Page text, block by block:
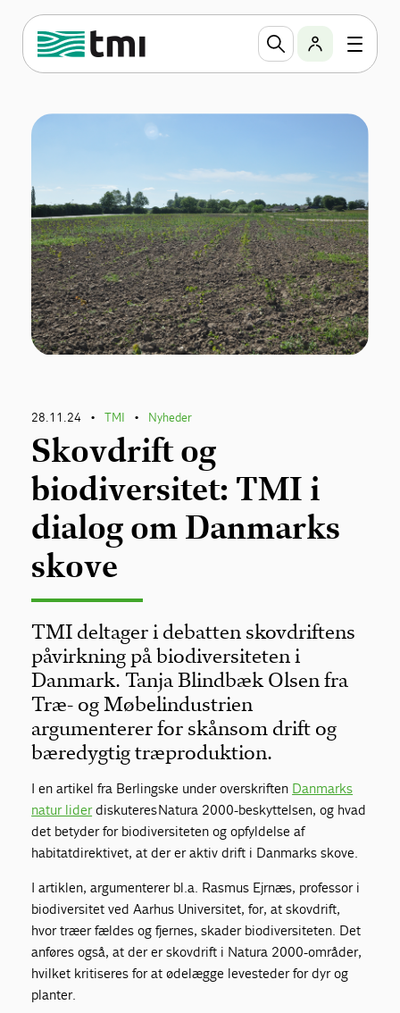
28.11.24 • TMI • Nyheder
Skovdrift og
biodiversitet: TMI i
dialog om Danmarks
skove
TMI deltager i debatten skovdriftens
påvirkning på biodiversiteten i
Danmark. Tanja Blindbæk Olsen fra
Træ- og Møbelindustrien
argumenterer for skånsom drift og
bæredygtig træproduktion.
I en artikel fra Berlingske under overskriften Danmarks
natur liderdiskuteres Natura 2000-beskyttelsen, og hvad
det betyder for biodiversiteten og opfyldelse af
habitatdirektivet, at der er aktiv drift i Danmarks skove.
I artiklen, argumenterer bl.a. Rasmus Ejrnæs, professor i
biodiversitet ved Aarhus Universitet, for, at skovdrift,
hvor træer fældes og fjernes, skader biodiversiteten. Det
anføres også, at der er skovdrift i Natura 2000-områder,
hvilket kritiseres for at ødelægge levesteder for dyr og
planter.